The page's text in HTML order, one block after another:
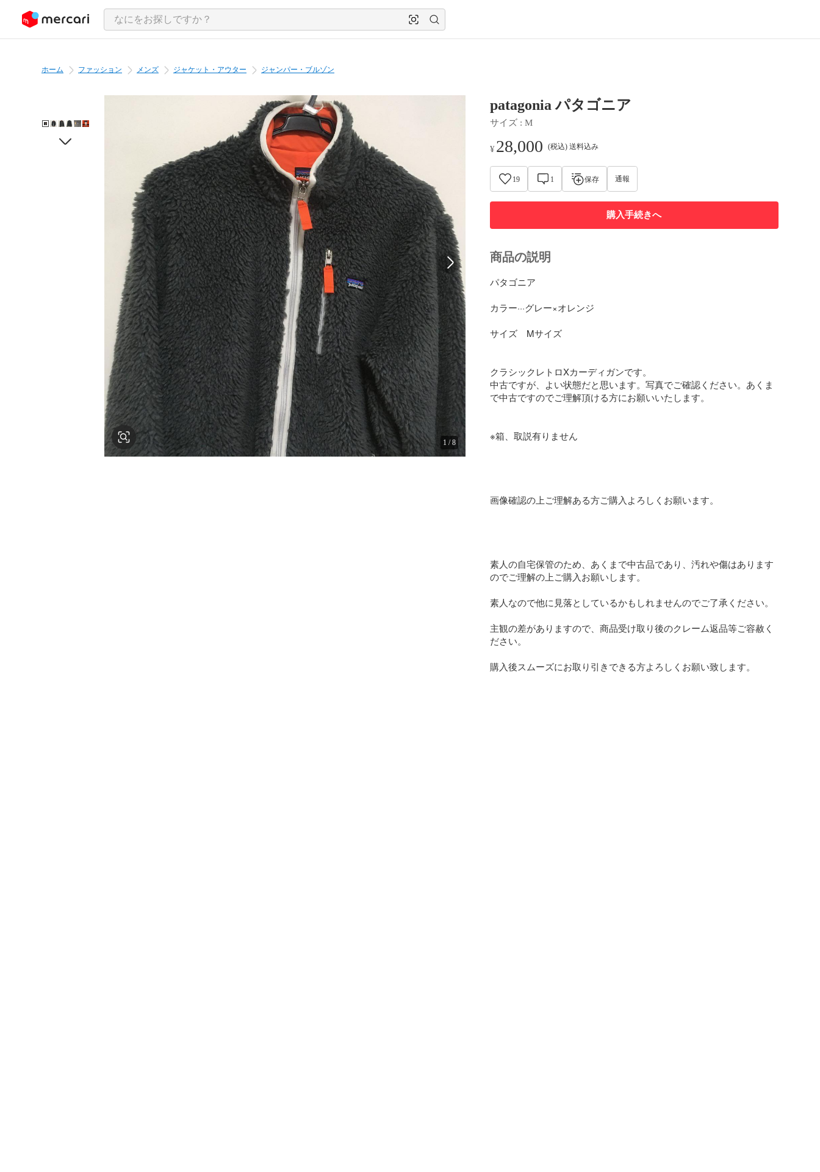
ツにスキップ
ホーム ファッション メンズ ジャケット・アウター ジャンパー・ブルゾン
1/8
patagonia パタゴニア
サイズ : M
¥ 28,000 (税込) 送料込み
19 1 保存 通報
購入手続きへ
商品の説明
パタゴニア
カラー···グレー×オレンジ
サイズ　Mサイズ
クラシックレトロXカーディガンです。
中古ですが、よい状態だと思います。写真でご確認ください。あくま
で中古ですのでご理解頂ける方にお願いいたします。
※箱、取説有りません
画像確認の上ご理解ある方ご購入よろしくお願います。
素人の自宅保管のため、あくまで中古品であり、汚れや傷はあります
のでご理解の上ご購入お願いします。
素人なので他に見落としているかもしれませんのでご了承ください。
主観の差がありますので、商品受け取り後のクレーム返品等ご容赦く
ださい。
購入後スムーズにお取り引きできる方よろしくお願い致します。